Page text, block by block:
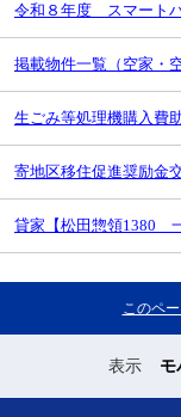
令和８年度 スマート
掲載物件一覧（空家・
生ごみ等処理機購入費
寄地区移住促進奨励金
貸家【松田惣領1380
このペ
表示 モ